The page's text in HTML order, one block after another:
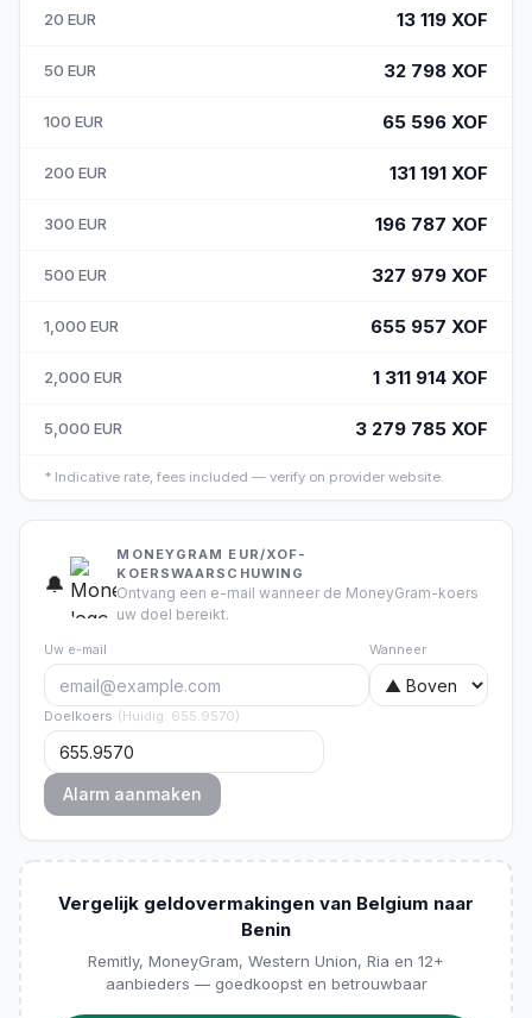
20 EUR 13 119 XOF
50 EUR 32 798 XOF
100 EUR 65 596 XOF
200 EUR 131 191 XOF
300 EUR 196 787 XOF
500 EUR 327 979 XOF
1,000 EUR 655 957 XOF
2,000 EUR 1 311 914 XOF
5,000 EUR 3 279 785 XOF
* Indicative rate, fees included — verify on provider website.
🔔
MONEYGRAM EUR/XOF-
KOERSWAARSCHUWING
Ontvang een e-mail wanneer de MoneyGram-koers
uw doel bereikt.
Uw e-mail Wanneer
Doelkoers (Huidig: 655.9570)
Alarm aanmaken
Vergelijk geldovermakingen van Belgium naar
Benin
Remitly, MoneyGram, Western Union, Ria en 12+
aanbieders — goedkoopst en betrouwbaar